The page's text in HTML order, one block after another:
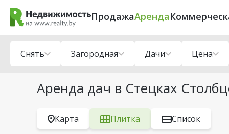
ПродажаАренда
Аренда дач в Стецках
Снять Загородная Дачи Цена
Карта Плитка Список